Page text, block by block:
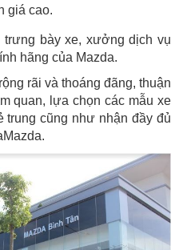
giá cao.
trưng bày xe, xưởng dịch vụ
hãng của Mazda.
rộng rãi và thoáng đãng, thuận
quan, lựa chọn các mẫu xe
trung cũng như nhận đầy đủ